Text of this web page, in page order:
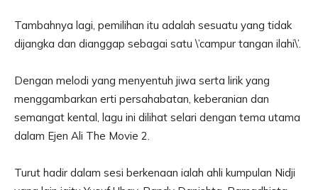
Tambahnya lagi, pemilihan itu adalah sesuatu yang tidak
dijangka dan dianggap sebagai satu \’campur tangan ilahi\’.
Dengan melodi yang menyentuh jiwa serta lirik yang
menggambarkan erti persahabatan, keberanian dan
semangat kental, lagu ini dilihat selari dengan tema utama
dalam Ejen Ali The Movie 2.
Turut hadir dalam sesi berkenaan ialah ahli kumpulan Nidji